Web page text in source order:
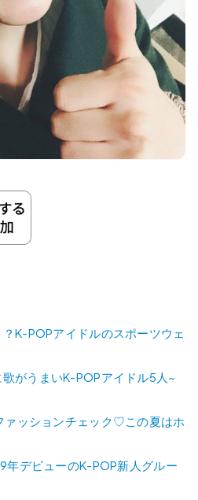
K-POPアイドルのスポーツウェ
がうまいK-POPアイドル5人~
ァッションチェック♡この夏はホ
年デビューのK-POP新人グルー